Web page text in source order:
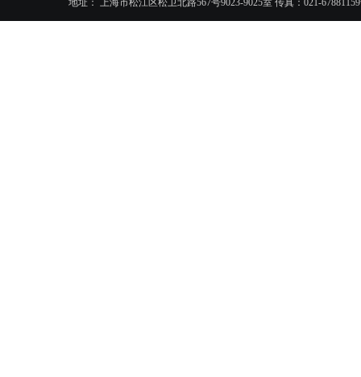
地址： 上海市松江区松卫北路567号9023-9025室 传真：021-